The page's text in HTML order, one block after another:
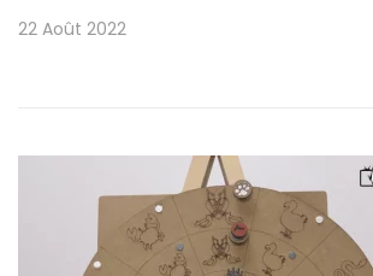
22 Août 2022